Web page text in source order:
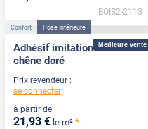
BOIS2-2113
Meilleure vente
Confort Pose Intérieure
Adhésif imitation bois
chêne doré
Prix revendeur :
se connecter
à partir de
21,93 € le m² *